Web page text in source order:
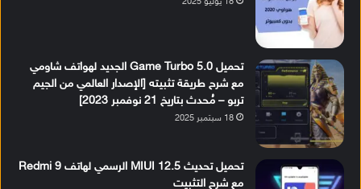
18 يوليو 2025
تحميل Game Turbo 5.0 الجديد لهواتف شاومي
مع شرح طريقة تثبيته [الإصدار العالمي من الجيم
تربو – مُحدث بتاريخ 21 نوفمبر 2023]
18 سبتمبر 2025
تحميل تحديث MIUI 12.5 الرسمي لهاتف Redmi 9
مع شرح التثبيت